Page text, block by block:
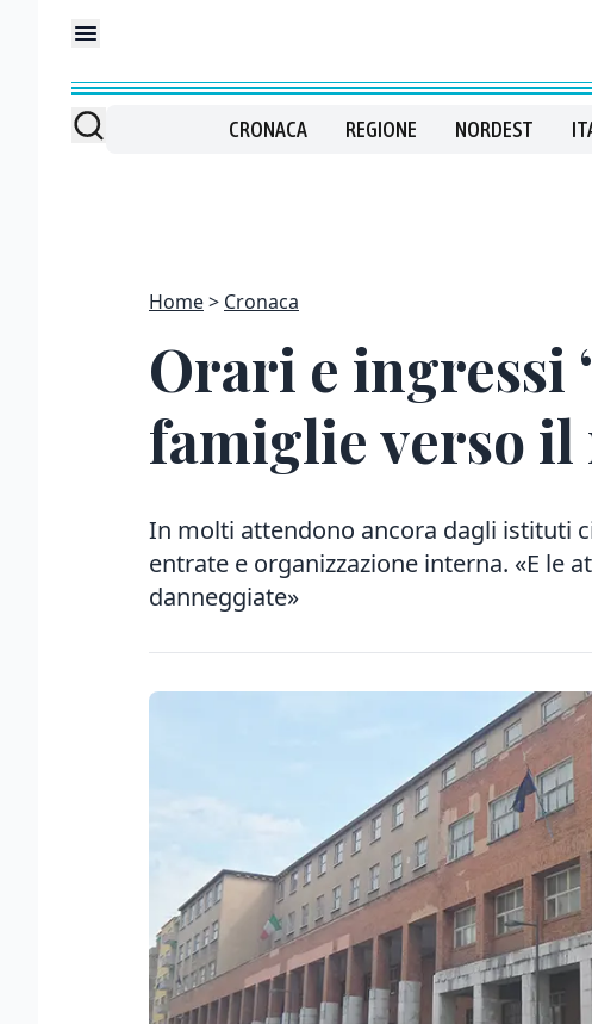
CRONACA REGIONE NORDEST
Home Cronaca
Orari e ingressi
famiglie verso
In molti attendono ancora dagli istituti
entrate e organizzazione interna. «E le
danneggiate»